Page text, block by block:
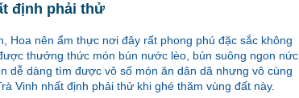
định phải thử
Hoa nên ẩm thực nơi đây rất phong phú đặc sắc không
thưởng thức món bún nước lèo, bún suông ngon nức
dễ dàng tìm được vô số món ăn dân dã nhưng vô cùng
Vinh nhất định phải thử khi ghé thăm vùng đất này.